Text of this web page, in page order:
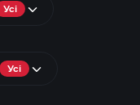
Усі
Усі